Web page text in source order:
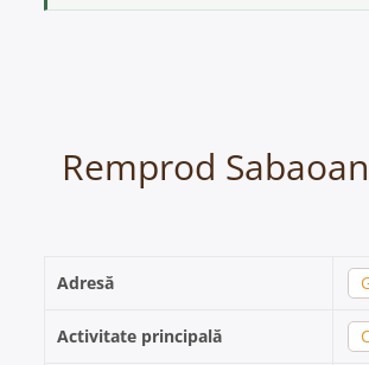
Remprod
Adresă
Activitate principală